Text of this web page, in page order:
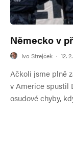
Německo v
Ivo Strejček · 12.
Ačkoli jsme plně
v Americe spustil
osudové chyby,